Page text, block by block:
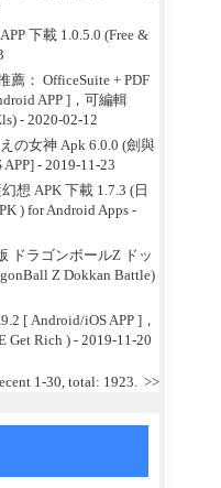
下載 1.0.5.0 (Free &
薦： OfficeSuite + PDF
APP ]，可編輯
- 2020-02-12
の女神 Apk 6.0.0 (劍與
- 2019-11-23
想 APK 下載 1.7.3 (日
) for Android Apps -
ドラゴンボールZ ドッ
Z Dokkan Battle)
[ Android/iOS APP ]，
Get Rich )- 2019-11-20
1-30, total: 1923. >>